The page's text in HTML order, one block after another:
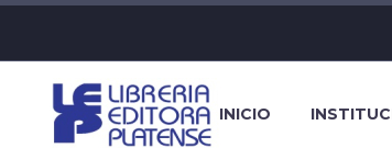
INICIO